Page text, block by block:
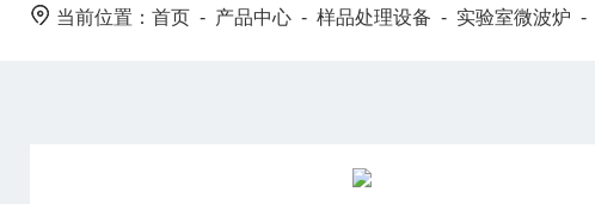
当前位置： 首页 - 产品中心 - 样品处理设备 - 实验室微波炉 -